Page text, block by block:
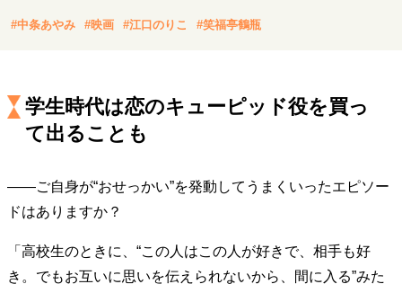
夢を掴む選択
経営・ビジネス
リーダーの流儀
重圧との向き合い方 一流のルーティン
20代の現在地
忘れられない言葉
10代・20代の土台
#中条あやみ #映画 #江口のりこ #笑福亭鶴瓶
学生時代は恋のキューピッド役を買っ
て出ることも
――ご自身が“おせっかい”を発動してうまくいったエピソー
ドはありますか？
「高校生のときに、“この人はこの人が好きで、相手も好
き。でもお互いに思いを伝えられないから、間に入る”みた